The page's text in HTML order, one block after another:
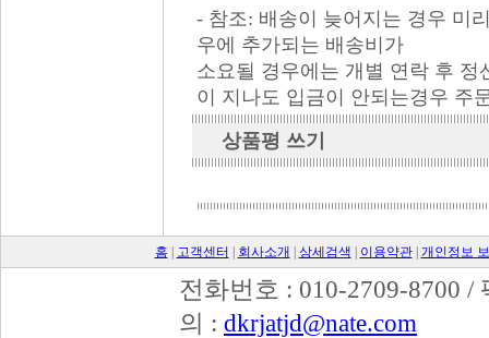
- 참조: 배송이 늦어지는 경우 미
우에 추가되는 배송비가
소요될 경우에는 개별 연락 후
이 지나도 입금이 안되는경우 주
상품평 쓰기
홈 고객센터 회사소개 상세검색 이용약관| 개인정보
전화번호 : 010-2709-8700 /
의 : dkrjatjd@nate.com